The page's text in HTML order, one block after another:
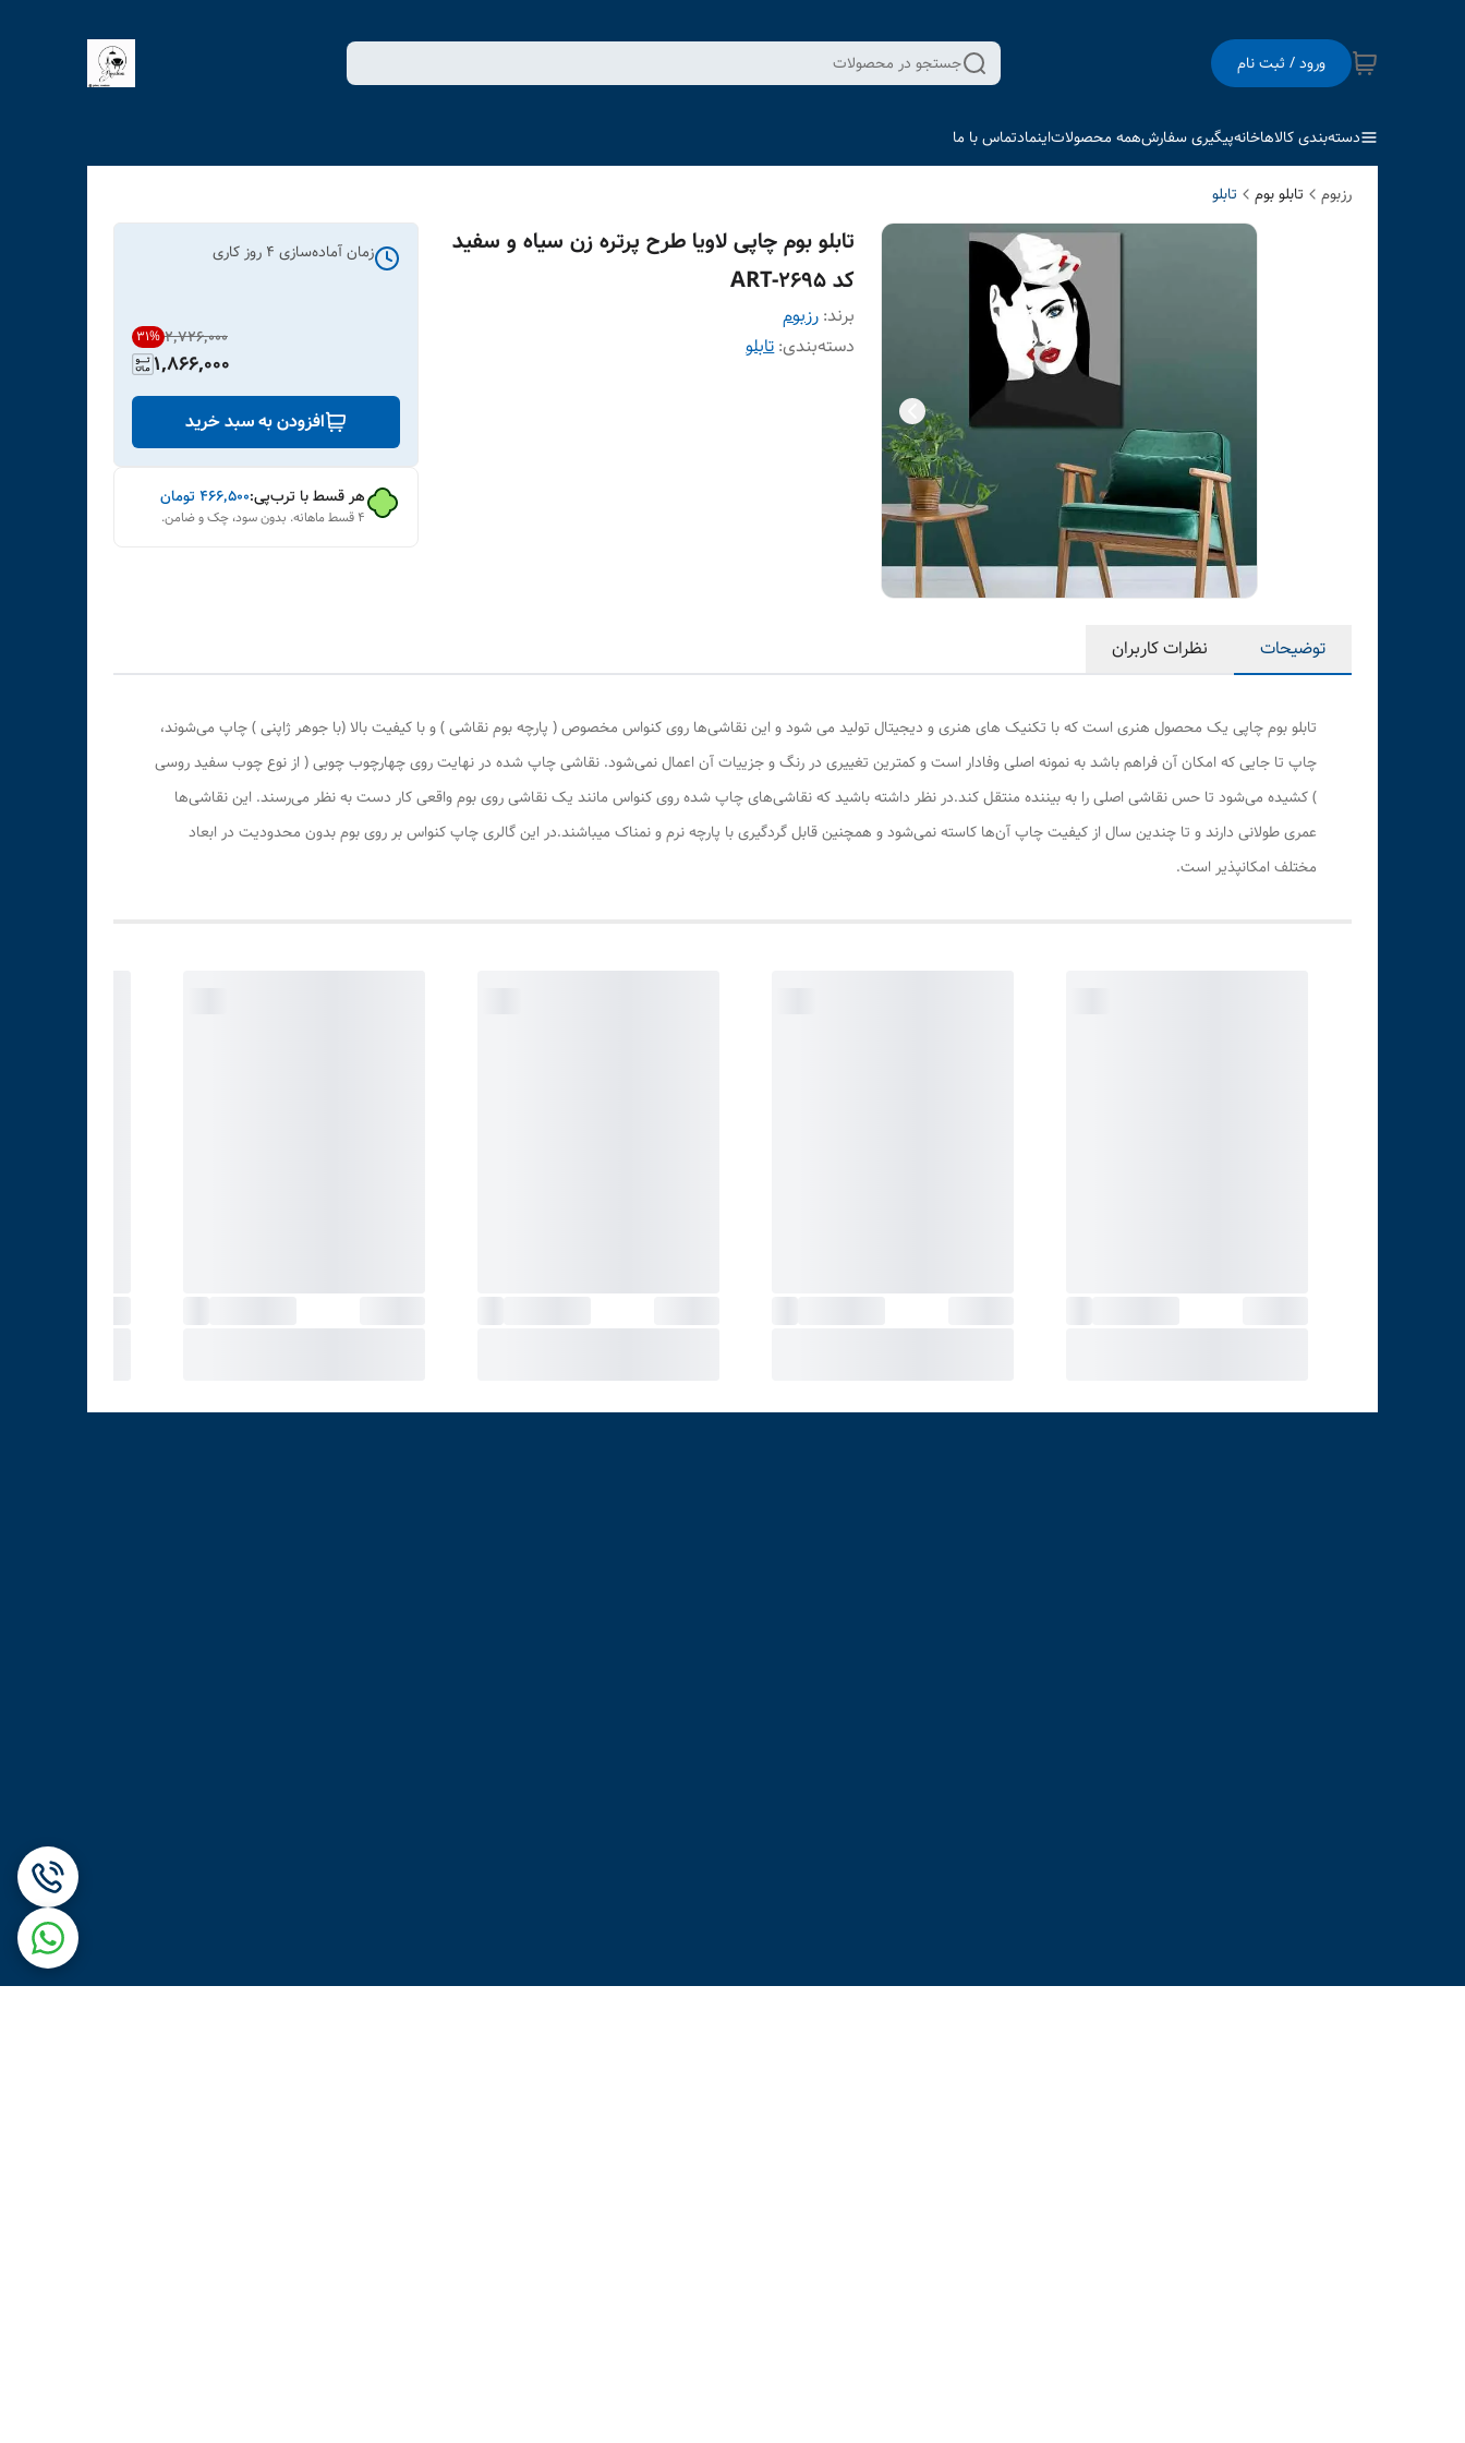
ورود / ثبت نام جستجو در محصولات
دسته‌بندی کالاهاخانهپیگیری سفارشهمه محصولاتاینمادتماس با ما
رزبوم تابلو بوم تابلو
تابلو بوم چاپی لاویا طرح پرتره زن سیاه و سفید
کد ART-2695
برند: رزبوم
دسته‌بندی:تابلو
زمان آماده‌سازی 4 روز کاری
۲٬۷۲۶٬۰۰۰ 31%
1,866,000
افزودن به سبد خرید
هر قسط با ترب‌پی:۴۶۶٬۵۰۰ تومان
۴ قسط ماهانه. بدون سود، چک و ضامن.
توضیحات نظرات کاربران
تابلو بوم چاپی یک محصول هنری است که با تکنیک های هنری و دیجیتال تولید می شود و این نقاشی‌ها روی کنواس مخصوص ( پارچه بوم نقاشی ) و با کیفیت بالا (با جوهر ژاپنی ) چاپ می‌شوند،
چاپ تا جایی که امکان آن فراهم باشد به نمونه اصلی وفادار است و کمترین تغییری در رنگ و جزییات آن اعمال نمی‌شود. نقاشی چاپ شده در نهایت روی چهارچوب چوبی ( از نوع چوب سفید روسی
) کشیده می‌شود تا حس نقاشی اصلی را به بیننده منتقل کند.در نظر داشته باشید که نقاشی‌های چاپ شده روی کنواس مانند یک نقاشی روی بوم واقعی کار دست به نظر می‌رسند. این نقاشی‌ها
عمری طولانی دارند و تا چندین سال از کیفیت چاپ آن‌ها کاسته نمی‌شود و همچنین قابل گردگیری با پارچه نرم و نمناک میباشند.در این گالری چاپ کنواس بر روی بوم بدون محدودیت در ابعاد
مختلف امکانپذیر است.